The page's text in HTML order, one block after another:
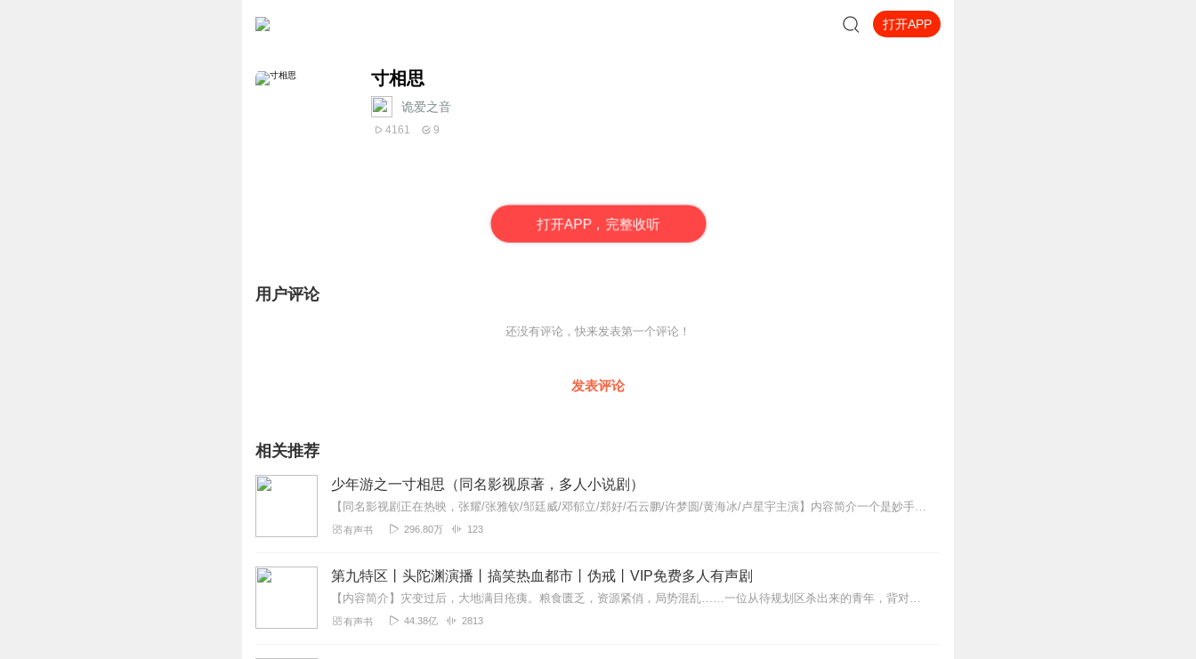
打开APP
寸相思
诡爱之音
4161 9
打开APP，完整收听
用户评论
还没有评论，快来发表第一个评论！
发表评论
相关推荐
少年游之一寸相思（同名影视原著，多人小说剧）
【同名影视剧正在热映，张耀/张雅钦/邹廷威/邓郁立/郑好/石云鹏/许梦圆/黄海冰/卢星宇主演】内容简介一个是妙手飞贼，正教弃徒...
有声书 296.80万 123
第九特区丨头陀渊演播丨搞笑热血都市丨伪戒丨VIP免费多人有声剧
【内容简介】灾变过后，大地满目疮痍。粮食匮乏，资源紧俏，局势混乱……一位从待规划区杀出来的青年，背对着漫天黄沙，孤身来到九区谋生，却不曾想偶然结识三五好友，一念...
有声书 44.38亿 2813